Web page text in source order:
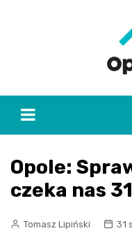
Opole:
czeka nas
Tomasz Lipiński 31